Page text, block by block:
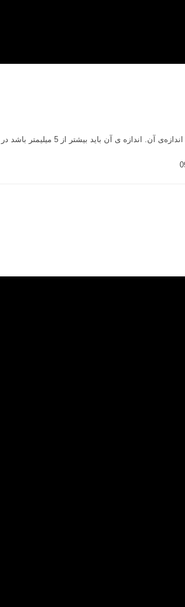
در غیراینصورت نیاز به بررسی ها و آزمایشات تکمیلی است.